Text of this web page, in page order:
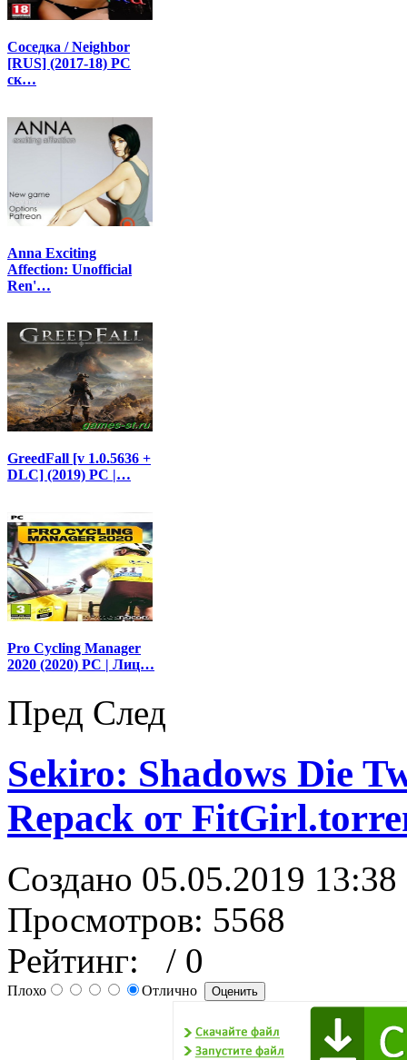
Соседка / Neighbor
[RUS] (2017-18) PC
ск…
Anna Exciting
Affection: Unofficial
Ren'…
GreedFall [v 1.0.5636 +
DLC] (2019) PC |…
Pro Cycling Manager
2020 (2020) PC | Лиц…
Пред След
Sekiro: Shadows Die
Repack от
Создано 05.05.2019 13:38
Просмотров: 5568
Рейтинг:
/ 0
Плохо Отлично